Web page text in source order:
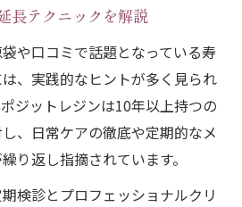
長テクニックを解説
や口コミで話題となっている寿
、実践的なヒントが多く見られ
ジットレジンは10年以上持つの
、日常ケアの徹底や定期的なメ
り返し指摘されています。
検診とプロフェッショナルクリ